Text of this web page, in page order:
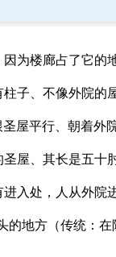
为楼廊占了它的
子、不像外院的
屋平行、朝着外
屋、其长是五十
入处，人从外院
的地方（传统：